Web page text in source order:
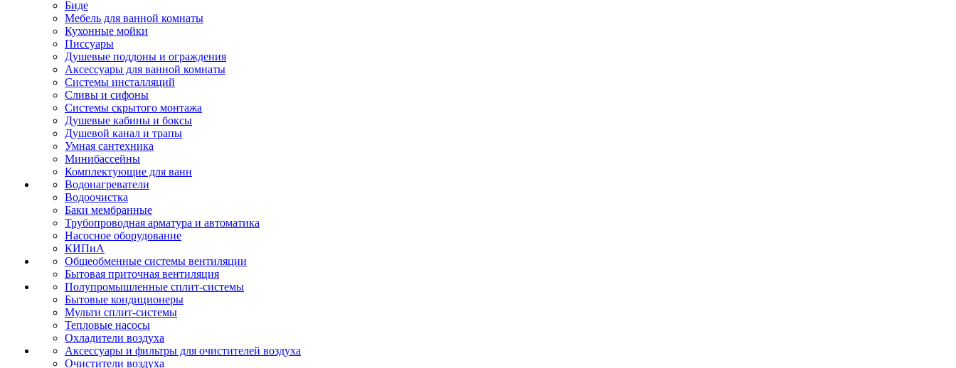
Биде
Мебель для ванной комнаты
Кухонные мойки
Писсуары
Душевые поддоны и ограждения
Аксессуары для ванной комнаты
Системы инсталляций
Сливы и сифоны
Системы скрытого монтажа
Душевые кабины и боксы
Душевой канал и трапы
Умная сантехника
Минибассейны
Комплектующие для ванн
Водонагреватели
Водоочистка
Баки мембранные
Трубопроводная арматура и автоматика
Насосное оборудование
КИПиА
Общеобменные системы вентиляции
Бытовая приточная вентиляция
Полупромышленные сплит-системы
Бытовые кондиционеры
Мульти сплит-системы
Тепловые насосы
Охладители воздуха
Аксессуары и фильтры для очистителей воздуха
Очистители воздуха